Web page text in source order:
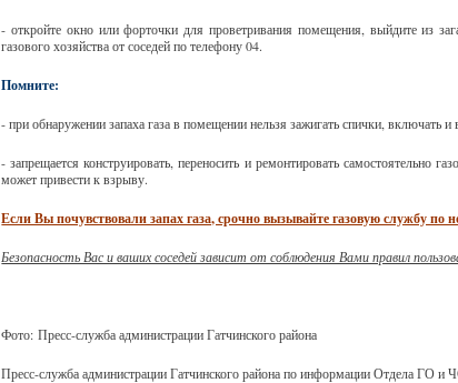
- откройте окно или форточки для проветривания помещения, выйдите из
газового хозяйства от соседей по телефону 04.
Помните:
- при обнаружении запаха газа в помещении нельзя зажигать спички, включать
- запрещается конструировать, переносить и ремонтировать самостоятельно
может привести к взрыву.
Если Вы почувствовали запах газа, срочно вызывайте газовую службу по
Безопасность Вас и ваших соседей зависит от соблюдения Вами правил
Фото:Пресс-служба администрацииГатчинского района
Пресс-служба администрации Гатчинского района по информации Отдела ГО и